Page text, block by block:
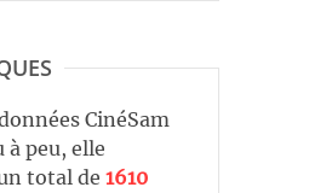
CinéSam
à peu, elle
total de 1610